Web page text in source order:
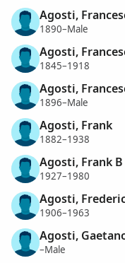
Agosti,
1890–Male
Agosti,
1845–1918
Agosti,
1896–Male
Agosti, Frank
1882–1938
Agosti, Frank B
1927–1980
Agosti,
1906–1963
Agosti,
–Male